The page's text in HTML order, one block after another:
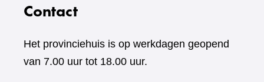
Contact
Het provinciehuis is op werkdagen geopend
van 7.00 uur tot 18.00 uur.